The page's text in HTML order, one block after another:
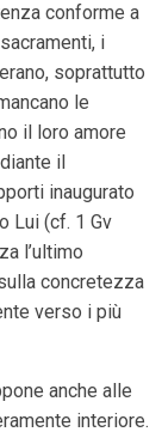
conforme a
i
soprattutto
le
il loro amore
il
inaugurato
Lui (cf. 1 Gv
l’ultimo
concretezza
verso i più
anche alle
interiore.